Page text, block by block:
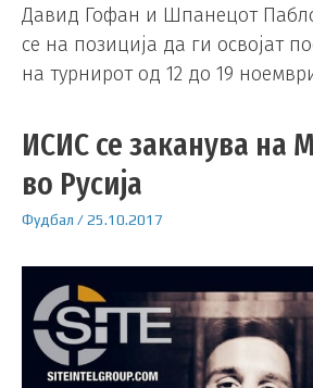
Давид Гофан и Шпанецот
се на позиција да ги освојат
на турнирот од 12 до 19
ИСИС се заканува на
во Русија
Фудбал /25.10.2017